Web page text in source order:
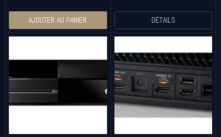
AJOUTER AU PANIER DÉTAILS